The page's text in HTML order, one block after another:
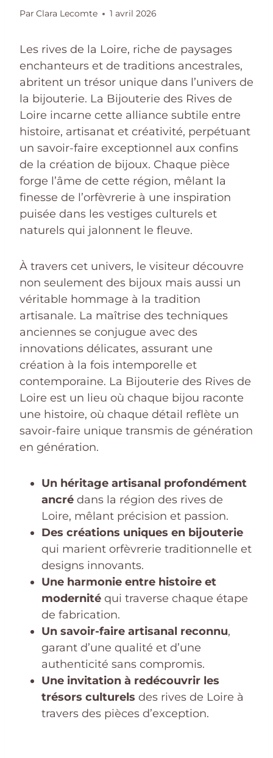
Par Clara Lecomte 1 avril 2026
Les rives de la Loire, riche de paysages
enchanteurs et de traditions ancestrales,
abritent un trésor unique dans l’univers de
la bijouterie. La Bijouterie des Rives de
Loire incarne cette alliance subtile entre
histoire, artisanat et créativité, perpétuant
un savoir-faire exceptionnel aux confins
de la création de bijoux. Chaque pièce
forge l’âme de cette région, mêlant la
finesse de l’orfèvrerie à une inspiration
puisée dans les vestiges culturels et
naturels qui jalonnent le fleuve.
À travers cet univers, le visiteur découvre
non seulement des bijoux mais aussi un
véritable hommage à la tradition
artisanale. La maîtrise des techniques
anciennes se conjugue avec des
innovations délicates, assurant une
création à la fois intemporelle et
contemporaine. La Bijouterie des Rives de
Loire est un lieu où chaque bijou raconte
une histoire, où chaque détail reflète un
savoir-faire unique transmis de génération
en génération.
Un héritage artisanal profondément
ancré dans la région des rives de
Loire, mêlant précision et passion.
Des créations uniques en bijouterie
qui marient orfèvrerie traditionnelle et
designs innovants.
Une harmonie entre histoire et
modernité qui traverse chaque étape
de fabrication.
Un savoir-faire artisanal reconnu,
garant d’une qualité et d’une
authenticité sans compromis.
Une invitation à redécouvrir les
trésors culturels des rives de Loire à
travers des pièces d’exception.